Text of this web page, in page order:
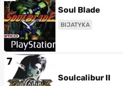
Soul Blade
BIJATYKA
7
Soulcalibur II